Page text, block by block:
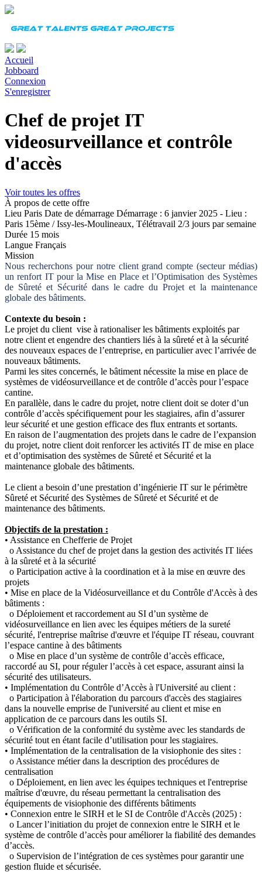
Accueil
Jobboard
Connexion
S'enregistrer
Chef de projet IT
videosurveillance et contrôle
d'accès
Voir toutes les offres
À propos de cette offre
Lieu Paris Date de démarrage Démarrage : 6 janvier 2025 - Lieu :
Paris 15ème / Issy-les-Moulineaux, Télétravail 2/3 jours par semaine
Durée 15 mois
Langue Français
Mission
Nous recherchons pour notre client grand compte (secteur médias)
un renfort IT pour la Mise en Place et l’Optimisation des Systèmes
de Sûreté et Sécurité dans le cadre du Projet et la maintenance
globale des bâtiments.
Contexte du besoin :
Le projet du client vise à rationaliser les bâtiments exploités par
notre client et engendre des chantiers liés à la sûreté et à la sécurité
des nouveaux espaces de l’entreprise, en particulier avec l’arrivée de
nouveaux bâtiments.
Parmi les sites concernés, le bâtiment nécessite la mise en place de
systèmes de vidéosurveillance et de contrôle d’accès pour l’espace
cantine.
En parallèle, dans le cadre du projet, notre client doit se doter d’un
contrôle d’accès spécifiquement pour les stagiaires, afin d’assurer
leur sécurité et une gestion efficace des flux entrants et sortants.
En raison de l’augmentation des projets dans le cadre de l’expansion
du projet, notre client doit renforcer les activités IT de mise en place
et d’optimisation des systèmes de Sûreté et Sécurité et la
maintenance globale des bâtiments.
Le client a besoin d’une prestation d’ingénierie IT sur le périmètre
Sûreté et Sécurité des Systèmes de Sûreté et Sécurité et de
maintenance des bâtiments.
Objectifs de la prestation :
• Assistance en Chefferie de Projet
o Assistance du chef de projet dans la gestion des activités IT liées
à la sûreté et à la sécurité
o Participation active à la coordination et à la mise en œuvre des
projets
• Mise en place de la Vidéosurveillance et du Contrôle d'Accès à des
bâtiments :
o Déploiement et raccordement au SI d’un système de
vidéosurveillance en lien avec les équipes métiers de la sureté
sécurité, l'entreprise maîtrise d'œuvre et l'équipe IT réseau, couvrant
l’espace cantine à des bâtiments
o Mise en place d’un système de contrôle d’accès efficace,
raccordé au SI, pour réguler l’accès à cet espace, assurant ainsi la
sécurité des utilisateurs.
• Implémentation du Contrôle d’Accès à l'Université au client :
o Participation à l'élaboration du parcours d'accès des stagiaires
dans la nouvelle emprise de l'université au client et mise en
application de ce parcours dans les outils SI.
o Vérification de la conformité du système avec les standards de
sécurité tout en étant facile d’utilisation pour les stagiaires.
• Implémentation de la centralisation de la visiophonie des sites :
o Assistance métier dans la description des procédures de
centralisation
o Déploiement, en lien avec les équipes techniques et l'entreprise
maîtrise d'œuvre, du réseau permettant la centralisation des
équipements de visiophonie des différents bâtiments
• Connexion entre le SIRH et le SI de Contrôle d'Accès (2025) :
o Lancer l’initiation du projet de connexion entre le SIRH et le
système de contrôle d’accès pour améliorer la fiabilité des demandes
d’accès.
o Supervision de l’intégration de ces systèmes pour garantir une
gestion fluide et sécurisée.